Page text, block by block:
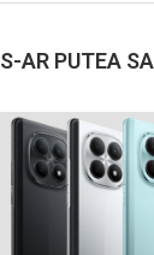
S-AR PUTEA